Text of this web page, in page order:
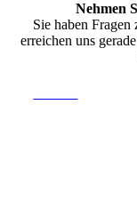
Nehmen
Sie haben
erreichen uns